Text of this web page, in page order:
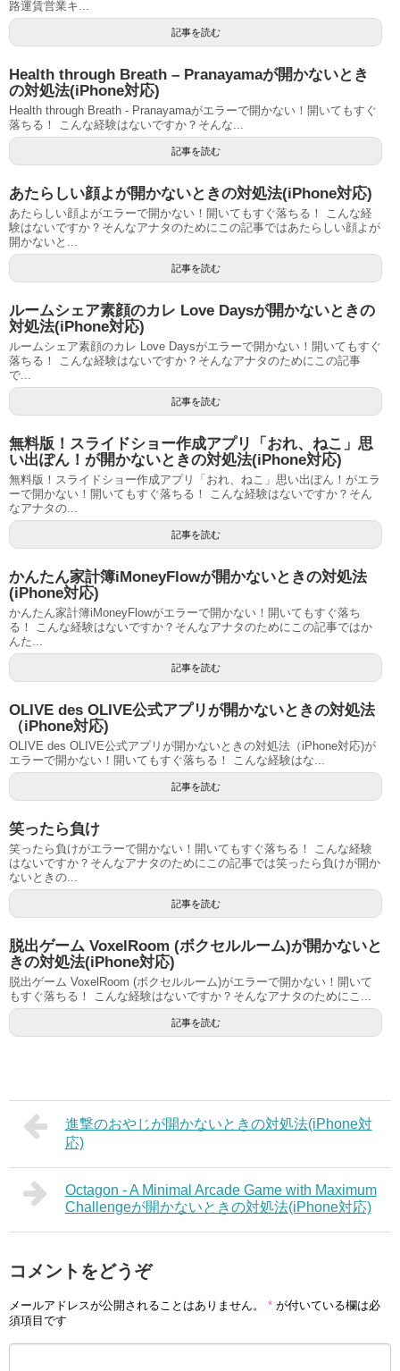
路運賃営業キ...
記事を読む
Health through Breath – Pranayamaが開かないとき
の対処法(iPhone対応)
Health through Breath - Pranayamaがエラーで開かない！開いてもすぐ
落ちる！ こんな経験はないですか？そんな...
記事を読む
あたらしい顔よが開かないときの対処法(iPhone対応)
あたらしい顔よがエラーで開かない！開いてもすぐ落ちる！ こんな経
験はないですか？そんなアナタのためにこの記事ではあたらしい顔よが
開かないと...
記事を読む
ルームシェア素顔のカレ Love Daysが開かないときの
対処法(iPhone対応)
ルームシェア素顔のカレ Love Daysがエラーで開かない！開いてもすぐ
落ちる！ こんな経験はないですか？そんなアナタのためにこの記事
で...
記事を読む
無料版！スライドショー作成アプリ「おれ、ねこ」思
い出ぽん！が開かないときの対処法(iPhone対応)
無料版！スライドショー作成アプリ「おれ、ねこ」思い出ぽん！がエラ
ーで開かない！開いてもすぐ落ちる！ こんな経験はないですか？そん
なアナタの...
記事を読む
かんたん家計簿iMoneyFlowが開かないときの対処法
(iPhone対応)
かんたん家計簿iMoneyFlowがエラーで開かない！開いてもすぐ落ち
る！ こんな経験はないですか？そんなアナタのためにこの記事ではか
んた...
記事を読む
OLIVE des OLIVE公式アプリが開かないときの対処法
（iPhone対応)
OLIVE des OLIVE公式アプリが開かないときの対処法（iPhone対応)が
エラーで開かない！開いてもすぐ落ちる！ こんな経験はな...
記事を読む
笑ったら負け
笑ったら負けがエラーで開かない！開いてもすぐ落ちる！ こんな経験
はないですか？そんなアナタのためにこの記事では笑ったら負けが開か
ないときの...
記事を読む
脱出ゲーム VoxelRoom (ボクセルルーム)が開かないと
きの対処法(iPhone対応)
脱出ゲーム VoxelRoom (ボクセルルーム)がエラーで開かない！開いて
もすぐ落ちる！ こんな経験はないですか？そんなアナタのためにこ...
記事を読む
進撃のおやじが開かないときの対処法(iPhone対
応)
Octagon - A Minimal Arcade Game with Maximum
Challengeが開かないときの対処法(iPhone対応)
コメントをどうぞ
メールアドレスが公開されることはありません。 * が付いている欄は必
須項目です